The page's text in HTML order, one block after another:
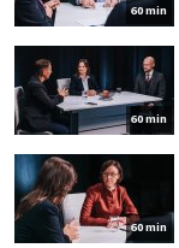
60 min
60 min
60 min